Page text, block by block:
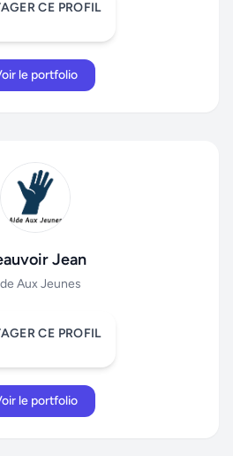
CE PROFIL
le portfolio
Jean
Aux Jeunes
CE PROFIL
le portfolio